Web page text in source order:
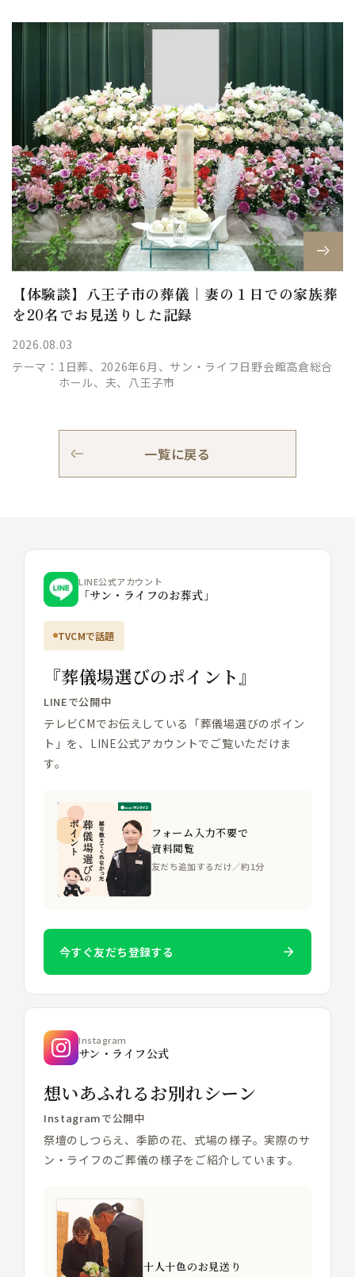
【体験談】八王子市の葬儀｜妻の１日での家族葬
を20名でお見送りした記録
2026.08.03
テーマ： 1日葬、2026年6月、サン・ライフ日野会館高倉総合
ホール、夫、八王子市
一覧に戻る
LINE公式アカウント
「サン・ライフのお葬式」
TVCMで話題
『葬儀場選びのポイント』
LINEで公開中
テレビCMでお伝えしている「葬儀場選びのポイン
ト」を、LINE公式アカウントでご覧いただけま
す。
フォーム入力不要で
資料閲覧
友だち追加するだけ／約1分
今すぐ友だち登録する
Instagram
サン・ライフ公式
想いあふれるお別れシーン
Instagramで公開中
祭壇のしつらえ、季節の花、式場の様子。実際のサ
ン・ライフのご葬儀の様子をご紹介しています。
十人十色のお見送り